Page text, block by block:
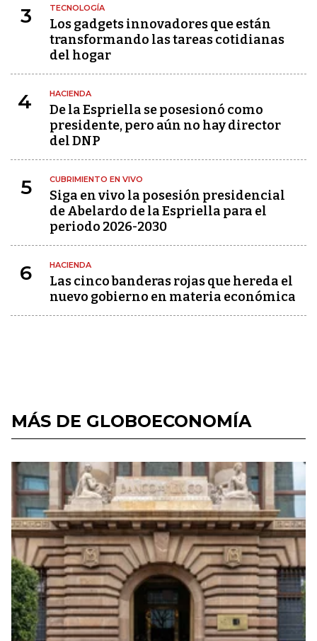
3 TECNOLOGÍA
Los gadgets innovadores que están
transformando las tareas cotidianas
del hogar
4 HACIENDA
De la Espriella se posesionó como
presidente, pero aún no hay director
del DNP
5 CUBRIMIENTO EN VIVO
Siga en vivo la posesión presidencial
de Abelardo de la Espriella para el
periodo 2026-2030
6 HACIENDA
Las cinco banderas rojas que hereda el
nuevo gobierno en materia económica
MÁS DE GLOBOECONOMÍA